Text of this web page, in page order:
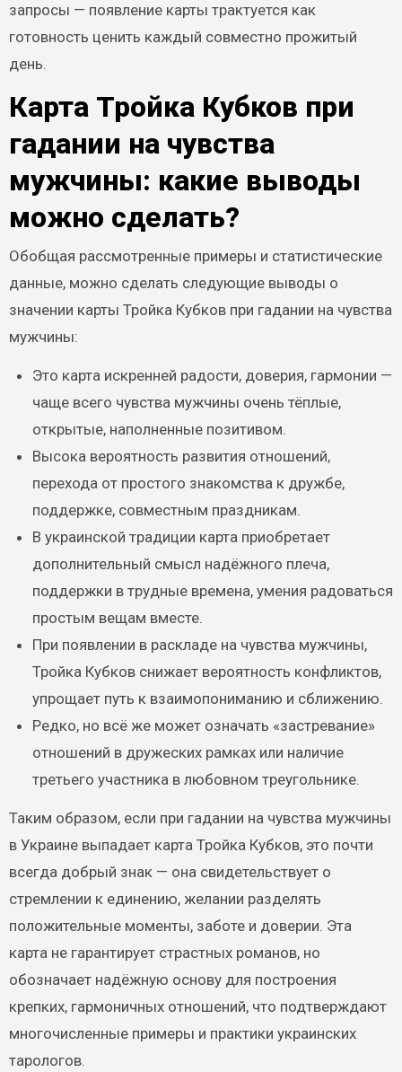
запросы — появление карты трактуется как
готовность ценить каждый совместно прожитый
день.
Карта Тройка Кубков при
гадании на чувства
мужчины: какие выводы
можно сделать?
Обобщая рассмотренные примеры и статистические
данные, можно сделать следующие выводы о
значении карты Тройка Кубков при гадании на чувства
мужчины:
Это карта искренней радости, доверия, гармонии —
чаще всего чувства мужчины очень тёплые,
открытые, наполненные позитивом.
Высока вероятность развития отношений,
перехода от простого знакомства к дружбе,
поддержке, совместным праздникам.
В украинской традиции карта приобретает
дополнительный смысл надёжного плеча,
поддержки в трудные времена, умения радоваться
простым вещам вместе.
При появлении в раскладе на чувства мужчины,
Тройка Кубков снижает вероятность конфликтов,
упрощает путь к взаимопониманию и сближению.
Редко, но всё же может означать «застревание»
отношений в дружеских рамках или наличие
третьего участника в любовном треугольнике.
Таким образом, если при гадании на чувства мужчины
в Украине выпадает карта Тройка Кубков, это почти
всегда добрый знак — она свидетельствует о
стремлении к единению, желании разделять
положительные моменты, заботе и доверии. Эта
карта не гарантирует страстных романов, но
обозначает надёжную основу для построения
крепких, гармоничных отношений, что подтверждают
многочисленные примеры и практики украинских
тарологов.